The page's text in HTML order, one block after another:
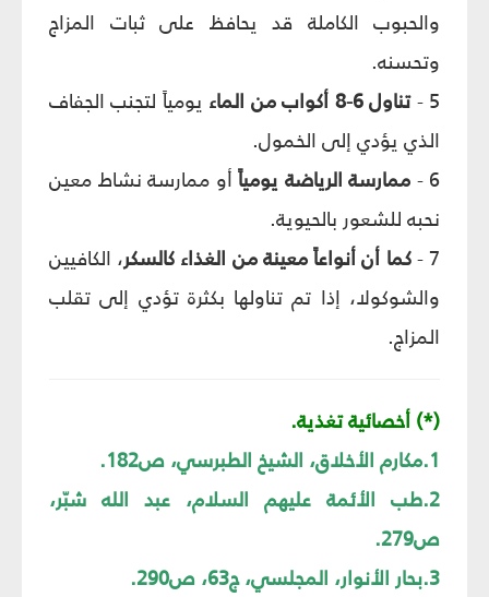
والحبوب الكاملة قد يحافظ على ثبات المزاج
وتحسنه.
5 -
تناول 6-8 أكواب من الماء
يومياً لتجنب الجفاف
الذي يؤدي إلى الخمول.
6 -
ممارسة الرياضة يومياً أو ممارسة نشاط معين
نحبه للشعور بالحيوية.
7 - كما أن أنواعاً معينة من الغذاء كالسكر، الكافيين
والشوكولا، إذا تم تناولها بكثرة تؤدي إلى تقلب
المزاج.
(*) أخصائية تغذية.
1.مكارم الأخلاق، الشيخ الطبرسي، ص182.
2.طب الأئمة عليهم السلام، عبد الله شبّر،
ص279.
3.بحار الأنوار، المجلسي، ج63، ص290.